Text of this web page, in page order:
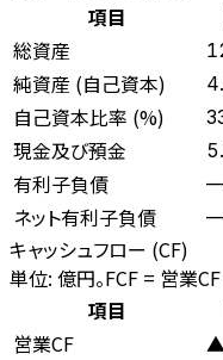
項目
総資産
純資産 (自己資本)
自己資本比率 (%)
現金及び預金
有利子負債
ネット有利子負債
キャッシュフロー (CF)
単位: 億円。FCF = 営業
項目
営業CF